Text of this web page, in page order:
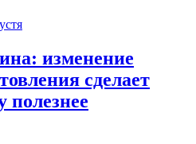
изменение
сделает